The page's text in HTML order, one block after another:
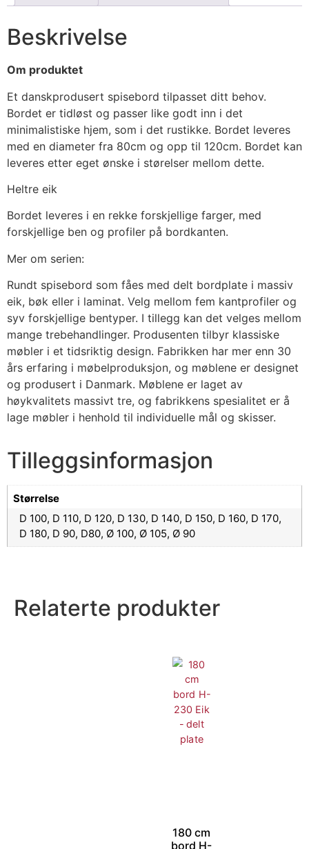
Beskrivelse
Om produktet
Et danskprodusert spisebord tilpasset ditt behov.
Bordet er tidløst og passer like godt inn i det
minimalistiske hjem, som i det rustikke. Bordet leveres
med en diameter fra 80cm og opp til 120cm. Bordet kan
leveres etter eget ønske i størelser mellom dette.
Heltre eik
Bordet leveres i en rekke forskjellige farger, med
forskjellige ben og profiler på bordkanten.
Mer om serien:
Rundt spisebord som fåes med delt bordplate i massiv
eik, bøk eller i laminat. Velg mellom fem kantprofiler og
syv forskjellige bentyper. I tillegg kan det velges mellom
mange trebehandlinger. Produsenten tilbyr klassiske
møbler i et tidsriktig design. Fabrikken har mer enn 30
års erfaring i møbelproduksjon, og møblene er designet
og produsert i Danmark. Møblene er laget av
høykvalitets massivt tre, og fabrikkens spesialitet er å
lage møbler i henhold til individuelle mål og skisser.
Tilleggsinformasjon
Størrelse
D 100, D 110, D 120, D 130, D 140, D 150, D 160, D 170,
D 180, D 90, D80, Ø 100, Ø 105, Ø 90
Relaterte produkter
180 cm
bord H-